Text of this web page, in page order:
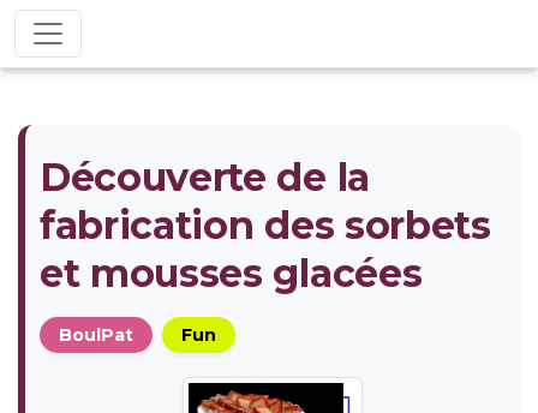
Découverte de la
fabrication des sorbets
et mousses glacées
BoulPat Fun